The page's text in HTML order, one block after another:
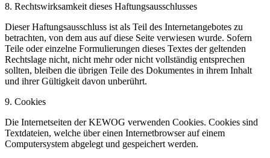
8. Rechtswirksamkeit dieses Haftungsausschlusses
Dieser Haftungsausschluss ist als Teil des Internetangebotes zu
betrachten, von dem aus auf diese Seite verwiesen wurde. Sofern
Teile oder einzelne Formulierungen dieses Textes der geltenden
Rechtslage nicht, nicht mehr oder nicht vollständig entsprechen
sollten, bleiben die übrigen Teile des Dokumentes in ihrem Inhalt
und ihrer Gültigkeit davon unberührt.
9. Cookies
Die Internetseiten der KEWOG verwenden Cookies. Cookies sind
Textdateien, welche über einen Internetbrowser auf einem
Computersystem abgelegt und gespeichert werden.